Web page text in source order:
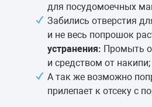
для посудомоечных
Забились отверстия
и не весь попрошок
устранения: Промыть
и средством от накипи;
А так же возможно
прилепает к отсеку с